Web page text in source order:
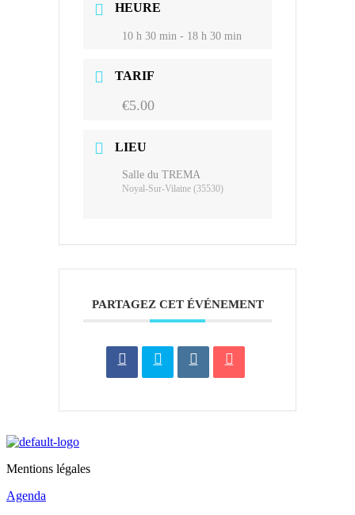
HEURE
10 h 30 min - 18 h 30 min
TARIF
€5.00
LIEU
Salle du TREMA
Noyal-Sur-Vilaine (35530)
PARTAGEZ CET ÉVÉNEMENT
Mentions légales
Agenda